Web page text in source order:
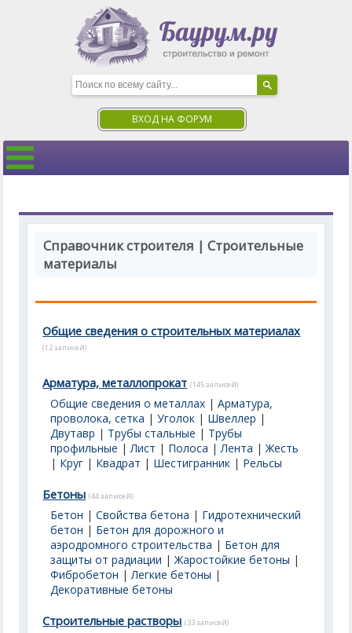
ВХОД НА ФОРУМ
Справочник строителя | Строительные
материалы
Общие сведения о строительных материалах
(12 записей)
Арматура, металлопрокат (145 записей)
Общие сведения о металлах |Арматура,
проволока, сетка |Уголок | Швеллер |
Двутавр | Трубы стальные | Трубы
профильные |Лист | Полоса |Лента |Жесть
| Круг | Квадрат | Шестигранник | Рельсы
Бетоны (44 записей)
Бетон |Свойства бетона | Гидротехнический
бетон | Бетон для дорожного и
аэродромного строительства | Бетон для
защиты от радиации |Жаростойкие бетоны |
Фибробетон |Легкие бетоны |
Декоративные бетоны
Строительные растворы (33 записей)